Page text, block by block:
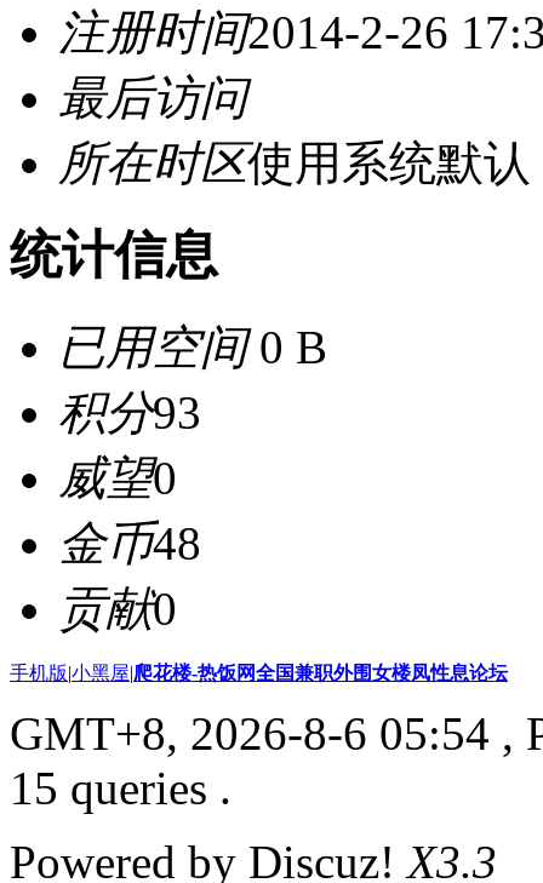
注册时间2014-2-26
最后访问
所在时区使用系统默认
统计信息
已用空间0 B
积分93
威望0
金币48
贡献0
手机版|小黑屋|爬花楼-热饭网全国兼职外围女楼凤性息论坛
GMT+8, 2026-8-6 05:54 ,
15 queries .
Powered by Discuz!X3.3